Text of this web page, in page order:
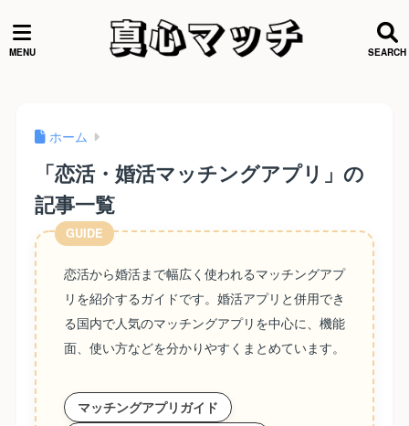
ホーム
「恋活・婚活マッチングアプリ」の
記事一覧
恋活から婚活まで幅広く使われるマッチングアプ
リを紹介するガイドです。婚活アプリと併用でき
る国内で人気のマッチングアプリを中心に、機能
面、使い方などを分かりやすくまとめています。
マッチングアプリガイド